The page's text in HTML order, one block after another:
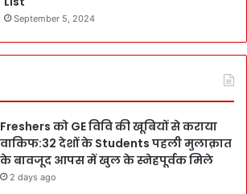
September 5, 2024
Freshers को GE विवि की खूबियों से कराया
वाकिफ:32 देशों के Students पहली मुलाक़ात
के बावजूद आपस में खुल के स्नेहपूर्वक मिले
2 days ago